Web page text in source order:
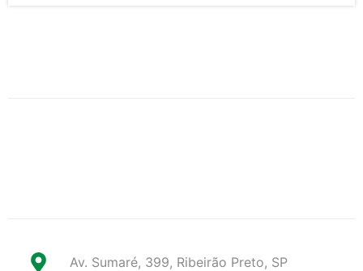
Av. Sumaré, 399, Ribeirão Preto, SP